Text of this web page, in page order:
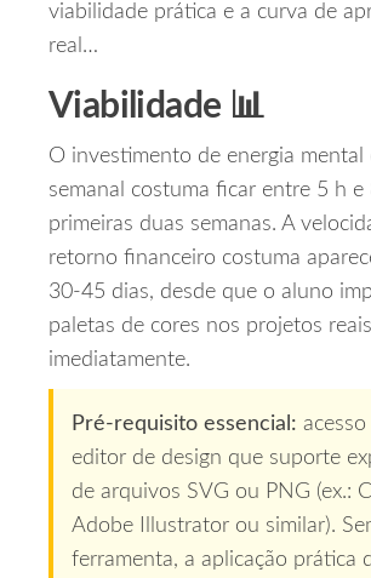
viabilidade prática e a curva de
real…
Viabilidade 📊
O investimento de energia mental
semanal costuma ficar entre 5 h e
primeiras duas semanas. A
retorno financeiro costuma
30‑45 dias, desde que o aluno
paletas de cores nos projetos reais
imediatamente.
Pré‑requisito essencial:
editor de design que suporte
de arquivos SVG ou PNG (ex.:
Adobe Illustrator ou similar).
ferramenta, a aplicação prática